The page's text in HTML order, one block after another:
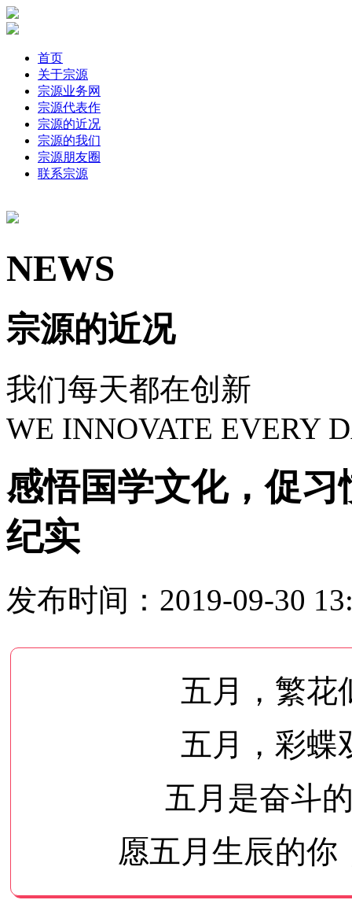
首页
关于宗源
宗源业务网
宗源代表作
宗源的近况
宗源的我们
宗源朋友圈
联系宗源
NEWS
宗源的近况
我们每天都在创新
WE INNOVATE EVERY
感悟国学文化，促
纪实
发布时间： 2019-09-30
五月，繁花
五月，彩蝶
五月是奋斗
愿五月生辰的你